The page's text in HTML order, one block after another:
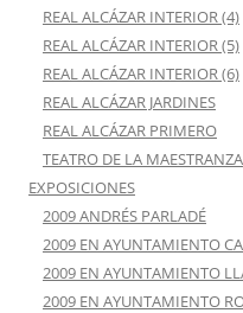
REAL ALCÁZAR INTERIOR (4)
REAL ALCÁZAR INTERIOR (5)
REAL ALCÁZAR INTERIOR (6)
REAL ALCÁZAR JARDINES
REAL ALCÁZAR PRIMERO
TEATRO DE LA MAESTRANZA
EXPOSICIONES
2009 ANDRÉS PARLADÉ
2009 EN AYUNTAMIENTO
2009 EN AYUNTAMIENTO
2009 EN AYUNTAMIENTO